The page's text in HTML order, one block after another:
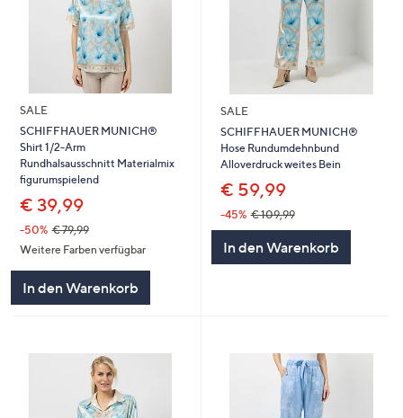
SALE
SCHIFFHAUER MUNICH®
Shirt 1/2-Arm
Rundhalsausschnitt Materialmix
figurumspielend
€ 39,99
-50% € 79,99
Weitere Farben verfügbar
In den Warenkorb
SALE
SCHIFFHAUER MUNICH®
Hose Rundumdehnbund
Alloverdruck weites Bein
€ 59,99
-45% € 109,99
In den Warenkorb